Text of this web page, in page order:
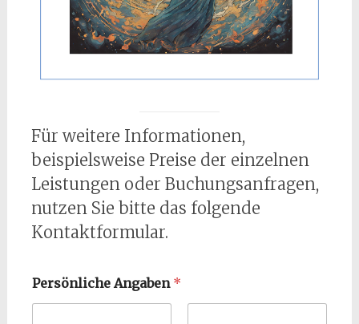
Für weitere Informationen,
beispielsweise Preise der einzelnen
Leistungen oder Buchungsanfragen,
nutzen Sie bitte das folgende
Kontaktformular.
Persönliche Angaben *